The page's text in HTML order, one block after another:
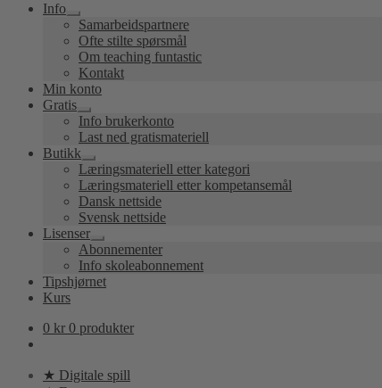
Info
Utvid
undermeny
Samarbeidspartnere
Ofte stilte spørsmål
Om teaching funtastic
Kontakt
Min konto
Gratis
Utvid
undermeny
Info brukerkonto
Last ned gratismateriell
Butikk
Utvid
undermeny
Læringsmateriell etter kategori
Læringsmateriell etter kompetansemål
Dansk nettside
Svensk nettside
Lisenser
Utvid
undermeny
Abonnementer
Info skoleabonnement
Tipshjørnet
Kurs
0 kr 0 produkter
★ Digitale spill